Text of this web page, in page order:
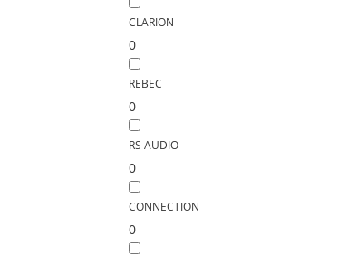
CLARION
0
REBEC
0
RS AUDIO
0
CONNECTION
0